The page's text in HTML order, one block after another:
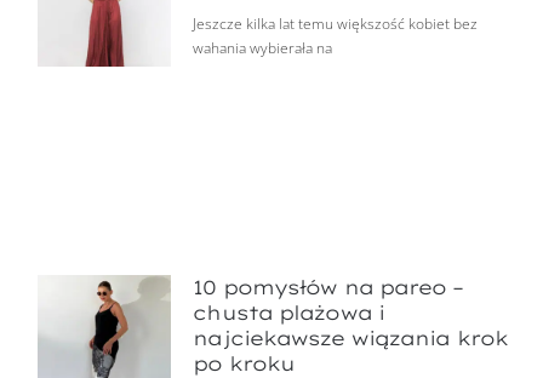
Jeszcze kilka lat temu większość kobiet bez
wahania wybierała na
10 pomysłów na pareo –
chusta plażowa i
najciekawsze wiązania krok
po kroku